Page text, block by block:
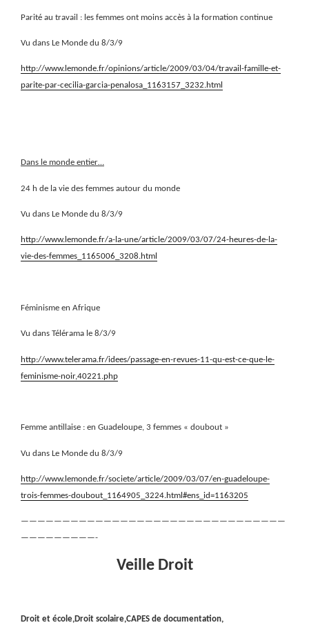
Parité au travail : les femmes ont moins accès à la formation continue
Vu dans Le Monde du 8/3/9
http://www.lemonde.fr/opinions/article/2009/03/04/travail-famille-et-
parite-par-cecilia-garcia-penalosa_1163157_3232.html
Dans le monde entier…
24 h de la vie des femmes autour du monde
Vu dans Le Monde du 8/3/9
http://www.lemonde.fr/a-la-une/article/2009/03/07/24-heures-de-la-
vie-des-femmes_1165006_3208.html
Féminisme en Afrique
Vu dans Télérama le 8/3/9
http://www.telerama.fr/idees/passage-en-revues-11-qu-est-ce-que-le-
feminisme-noir,40221.php
Femme antillaise : en Guadeloupe, 3 femmes « doubout »
Vu dans Le Monde du 8/3/9
http://www.lemonde.fr/societe/article/2009/03/07/en-guadeloupe-
trois-femmes-doubout_1164905_3224.html#ens_id=1163205
————————————————————————————————
—————————-
Veille Droit
Droit et école,Droit scolaire,CAPES de documentation,